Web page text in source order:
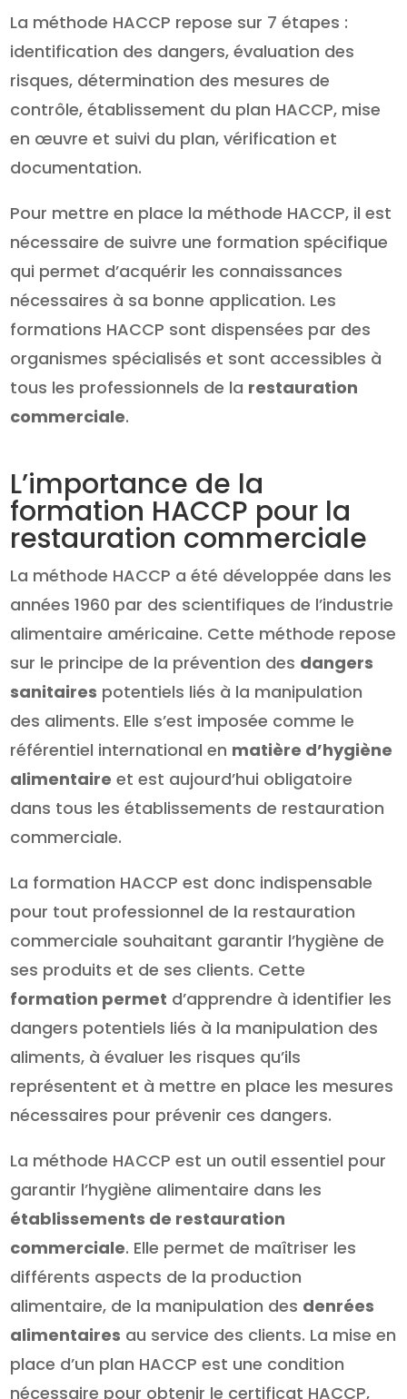
La méthode HACCP repose sur 7 étapes :
identification des dangers, évaluation des
risques, détermination des mesures de
contrôle, établissement du plan HACCP, mise
en œuvre et suivi du plan, vérification et
documentation.
Pour mettre en place la méthode HACCP, il est
nécessaire de suivre une formation spécifique
qui permet d’acquérir les connaissances
nécessaires à sa bonne application. Les
formations HACCP sont dispensées par des
organismes spécialisés et sont accessibles à
tous les professionnels de la restauration
commerciale.
L’importance de la
formation HACCP pour la
restauration commerciale
La méthode HACCP a été développée dans les
années 1960 par des scientifiques de l’industrie
alimentaire américaine. Cette méthode repose
sur le principe de la prévention des dangers
sanitaires potentiels liés à la manipulation
des aliments. Elle s’est imposée comme le
référentiel international en matière d’hygiène
alimentaire et est aujourd’hui obligatoire
dans tous les établissements de restauration
commerciale.
La formation HACCP est donc indispensable
pour tout professionnel de la restauration
commerciale souhaitant garantir l’hygiène de
ses produits et de ses clients. Cette
formation permet d’apprendre à identifier les
dangers potentiels liés à la manipulation des
aliments, à évaluer les risques qu’ils
représentent et à mettre en place les mesures
nécessaires pour prévenir ces dangers.
La méthode HACCP est un outil essentiel pour
garantir l’hygiène alimentaire dans les
établissements de restauration
commerciale. Elle permet de maîtriser les
différents aspects de la production
alimentaire, de la manipulation des denrées
alimentaires au service des clients. La mise en
place d’un plan HACCP est une condition
nécessaire pour obtenir le certificat HACCP,